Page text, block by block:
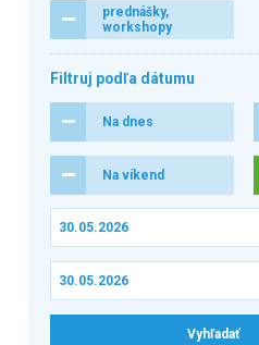
prednášky,
workshopy
Filtruj podľa dátumu
Na dnes
Na víkend